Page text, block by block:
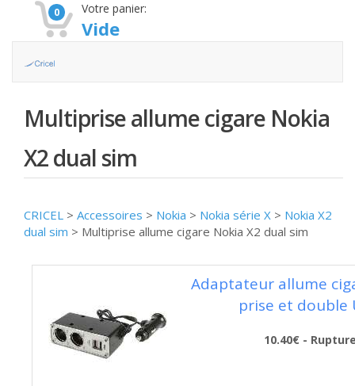
0 Votre panier:
Vide
Multiprise allume cigare Nokia
X2 dual sim
CRICEL > Accessoires > Nokia > Nokia série X > Nokia X2
dual sim > Multiprise allume cigare Nokia X2 dual sim
Adaptateur allume
prise et double
10.40€ -